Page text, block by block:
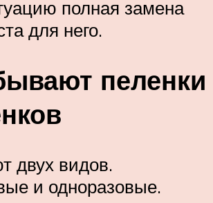
полная замена
для него.
пеленки
двух видов.
и одноразовые.